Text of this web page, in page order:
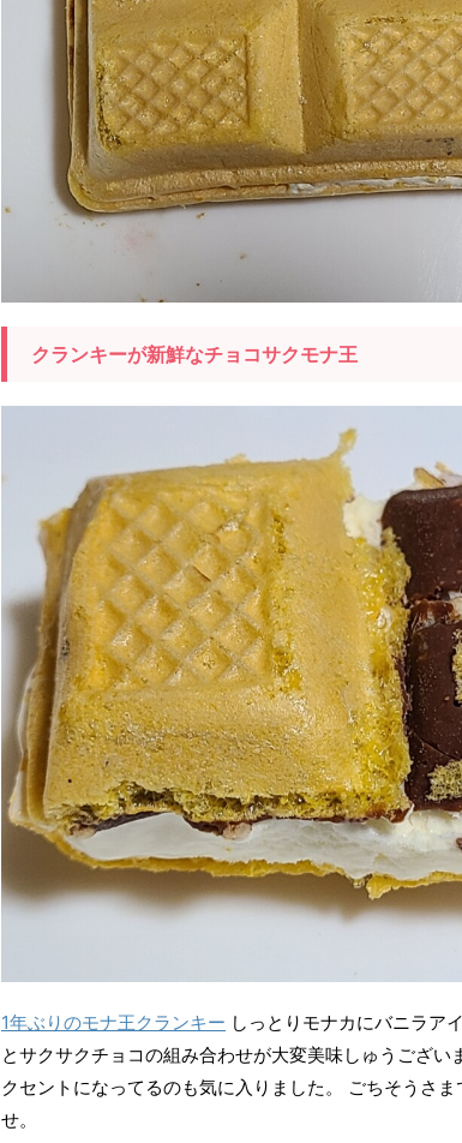
クランキーが新鮮なチョコサクモナ王
1年ぶりのモナ王クランキー しっとりモナカにバニラア
とサクサクチョコの組み合わせが大変美味しゅうござ
クセントになってるのも気に入りました。 ごちそうさ
せ。